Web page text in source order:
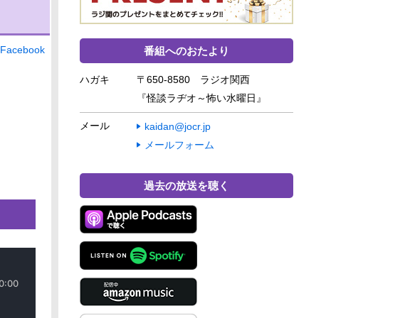
Facebook 番組へのおたより
ハガキ
〒650-8580 ラジオ関西
『怪談ラヂオ～怖い水曜日』
メール
kaidan@jocr.jp
メールフォーム
過去の放送を聴く